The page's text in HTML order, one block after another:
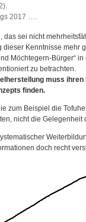
2017 ….
das sei nicht
dieser Kenntnisse mehr
Möchtegern-Bürger“
zu betrachten.
muss
finden.
zum Beispiel die
nicht die Gelegenheit
doch recht